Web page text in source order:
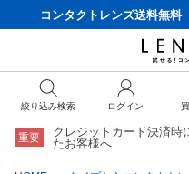
コンタクトレンズ送料無料
重要
クレジットカード決済時
たお客様へ
絞り込み検索 ログイン
ク